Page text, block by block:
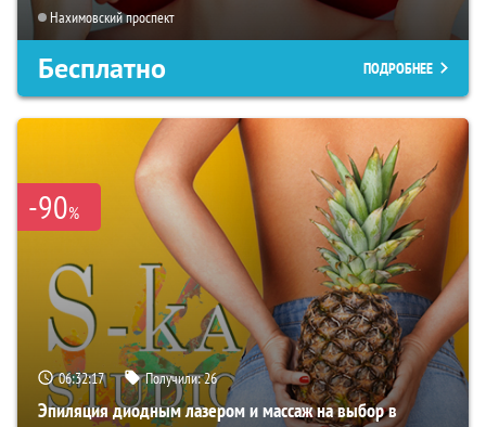
Нахимовский проспект
Бесплатно ПОДРОБНЕЕ
-90%
06:32:16 Получили:26
Эпиляция диодным лазером и массаж на выбор в